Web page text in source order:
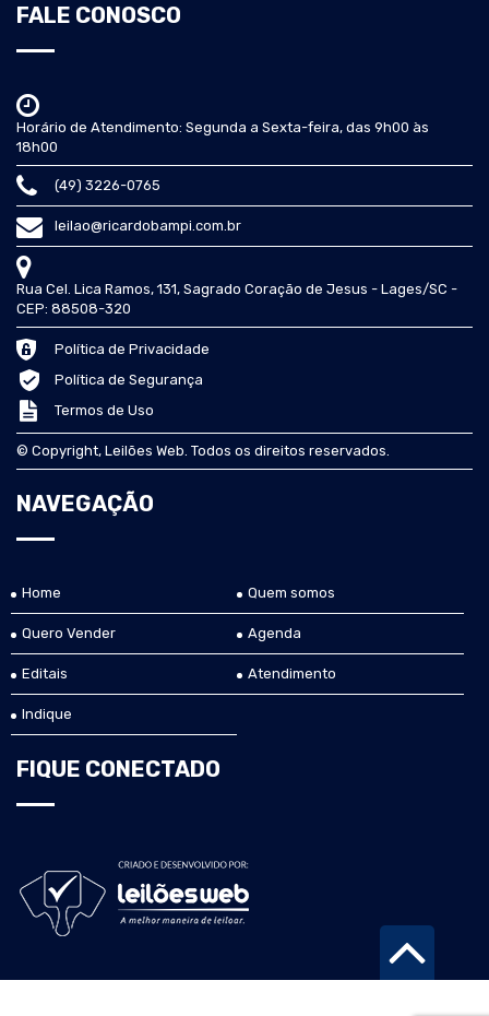
FALE CONOSCO
Horário de Atendimento: Segunda a Sexta-feira, das 9h00 às
18h00
(49) 3226-0765
leilao@ricardobampi.com.br
Rua Cel. Lica Ramos, 131, Sagrado Coração de Jesus - Lages/SC -
CEP: 88508-320
Política de Privacidade
Política de Segurança
Termos de Uso
© Copyright, Leilões Web. Todos os direitos reservados.
NAVEGAÇÃO
Home Quem somos
Quero Vender Agenda
Editais Atendimento
Indique
FIQUE CONECTADO